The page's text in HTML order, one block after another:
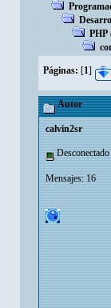
PHP
Páginas: [1]
Autor
calvin2sr
Desconectado
Mensajes: 16